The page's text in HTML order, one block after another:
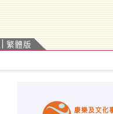
繁體版